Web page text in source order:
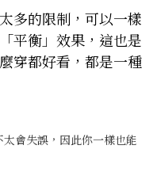
多的限制，可以一樣
平衡」效果，這也是
穿都好看，都是一種